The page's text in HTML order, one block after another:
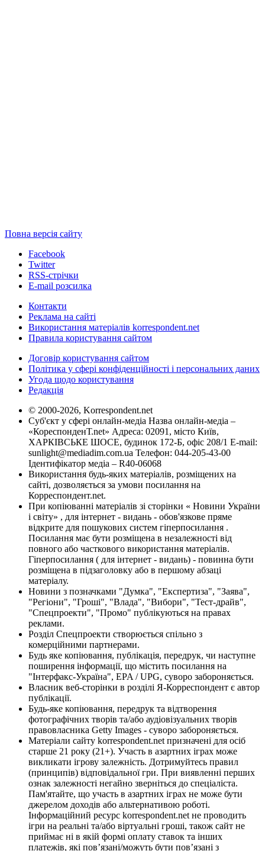
Повна версія сайту
Facebook
Twitter
RSS-стрічки
E-mail розсилка
Контакти
Реклама на сайті
Використання матеріалів korrespondent.net
Правила користування сайтом
Договір користування сайтом
Політика у сфері конфіденційності і персональних даних
Угода щодо користування
Редакція
© 2000-2026, Korrespondent.net
Суб'єкт у сфері онлайн-медіа Назва онлайн-медіа –
«КореспонденТ.net» Адреса: 02091, місто Київ,
ХАРКІВСЬКЕ ШОСЕ, будинок 172-Б, офіс 208/1 E-mail:
sunlight@mediadim.com.ua Телефон: 044-205-43-00
Ідентифікатор медіа – R40-06068
Використання будь-яких матеріалів, розміщених на
сайті, дозволяється за умови посилання на
Корреспондент.net.
При копіюванні матеріалів зі сторінки « Новини України
і світу» , для інтернет - видань - обов'язкове пряме
відкрите для пошукових систем гіперпосилання .
Посилання має бути розміщена в незалежності від
повного або часткового використання матеріалів.
Гіперпосилання ( для інтернет - видань) - повинна бути
розміщена в підзаголовку або в першому абзаці
матеріалу.
Новини з позначками "Думка", "Експертиза", "Заява",
"Регіони", "Гроші", "Влада", "Вибори", "Тест-драйв",
"Спецпроекти", "Промо" публікуються на правах
реклами.
Розділ Спецпроекти створюється спільно з
комерційними партнерами.
Будь яке копіювання, публікація, передрук, чи наступне
поширення інформації, що містить посилання на
"Інтерфакс-Україна", EPA / UPG, суворо забороняється.
Власник веб-сторінки в розділі Я-Корреспондент є автор
публікації.
Будь-яке копіювання, передрук та відтворення
фотографічних творів та/або аудіовізуальних творів
правовласника Getty Images - суворо забороняється.
Матеріали сайту korrespondent.net призначені для осіб
старше 21 року (21+). Участь в азартних іграх може
викликати ігрову залежність. Дотримуйтесь правил
(принципів) відповідальної гри. При виявленні перших
ознак залежності негайно зверніться до спеціаліста.
Пам'ятайте, що участь в азартних іграх не може бути
джерелом доходів або альтернативою роботі.
Інформаційний ресурс korrespondent.net не проводить
ігри на реальні та/або віртуальні гроші, також сайт не
приймає ні в якій формі оплату ставок та інших
платежів, які пов’язані/можуть бути пов’язані з